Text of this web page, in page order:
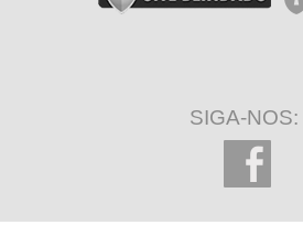
SIGA-NOS: